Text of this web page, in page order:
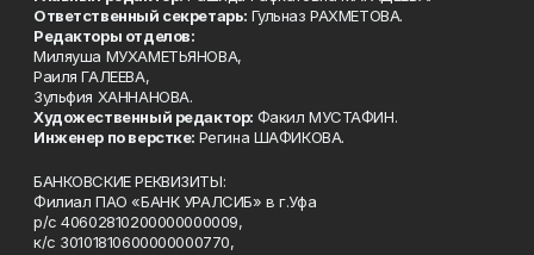
Ответственный секретарь: Гульназ РАХМЕТОВА.
Редакторы отделов:
Миляуша МУХАМЕТЬЯНОВА,
Раиля ГАЛЕЕВА,
Зульфия ХАННАНОВА.
Художественный редактор: Факил МУСТАФИН.
Инженер по верстке: Регина ШАФИКОВА.
БАНКОВСКИЕ РЕКВИЗИТЫ:
Филиал ПАО «БАНК УРАЛСИБ» в г.Уфа
р/с 40602810200000000009,
к/с 30101810600000000770,